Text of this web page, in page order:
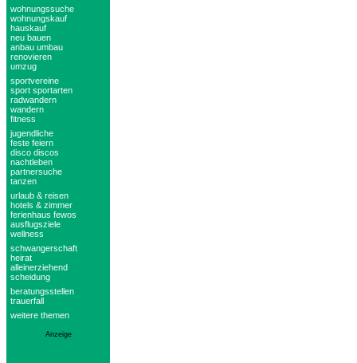
wohnungssuche
wohnungskauf
hauskauf
neu bauen
anbau umbau
renovieren
umzug
sportvereine
sport sportarten
radwandern
wandern
fitness
jugendliche
feste feiern
disco discos
nachtleben
partnersuche
tanzen
urlaub & reisen
hotels & zimmer
ferienhaus fewos
ausflugsziele
wellness
schwangerschaft
heirat
alleinerziehend
scheidung
beratungsstellen
trauerfall
weitere themen
Anzeige